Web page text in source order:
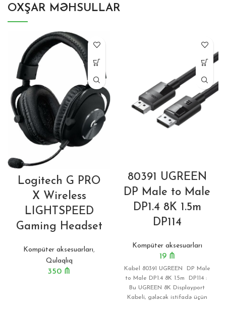
OXŞAR MƏHSULLAR
Logitech G PRO
X Wireless
LIGHTSPEED
Gaming Headset
Kompüter aksesuarları,
Qulaqlıq
350 ₼
80391 UGREEN
DP Male to Male
DP1.4 8K 1.5m
DP114
Kompüter aksesuarları
19 ₼
Kabel 80391 UGREEN DP Male
to Male DP1.4 8K 1.5m DP114 :
Bu UGREEN 8K Displayport
Kabeli, gələcək istifadə üçün